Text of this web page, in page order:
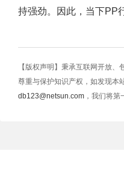
持强劲。因此，当下PP
【版权声明】秉承互联网开放
尊重与保护知识产权，如发现本
db123@netsun.com ，我们将第